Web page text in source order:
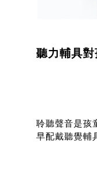
聽力輔具
聆聽聲音是孩
早配戴聽覺輔